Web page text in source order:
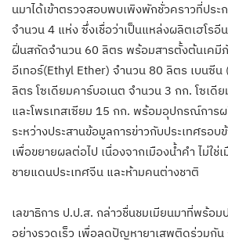
นมาได้เข้าตรวจสอบพบเพิงพักชั่วคราวที่ประ
จำนวน 4 แห่ง ซึ่งเชื่อว่าเป็นแหล่งผลิตเฮโรอี
ฝิ่นสกัดจำนวน 60 ลิตร พร้อมสารตั้งต้นเคมี
อีเทอร์(Ethyl Ether) จำนวน 80 ลิตร เบนซีน
ลิตร โซเดียมคาร์บอเนต จำนวน 3 กก. โซเดี
และโพรเทสเซียม 15 กก. พร้อมอุปกรณ์การ
ระหว่างประสานข้อมูลการข่าวกับประเทศรอบ
เพื่อขยายผลต่อไป เนื่องจากเมืองน้ำคำ ไม่ใช่
ชายแดนประเทศจีน และห้ามคนต่างชาติ
เลขาธิการ ป.ป.ส. กล่าวชื่นชมเมียนมาที่พร้อ
อย่างรวดเร็ว เพื่อลดปัญหายาเสพติดร่วมกัน